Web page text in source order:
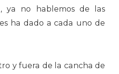
ya no hablemos de las
ha dado a cada uno de
y fuera de la cancha de